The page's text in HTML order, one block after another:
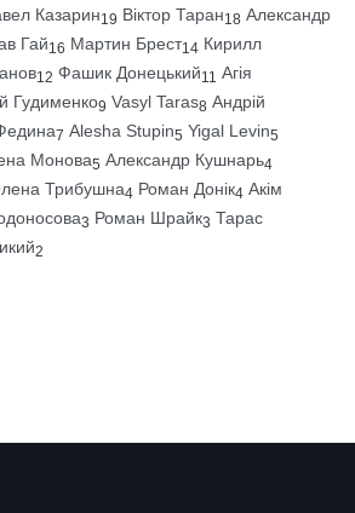
Казарин19 Віктор Таран18 Александр
Гай16 Мартин Брест14 Кирилл
12 Фашик Донецький11 Агія
Гудименко9 Vasyl Taras8 Андрій
7 Alesha Stupin5 Yigal Levin5
Монова5 Александр Кушнарь4
Трибушна4 Роман Донік4 Акім
3 Роман Шрайк3 Тарас
2